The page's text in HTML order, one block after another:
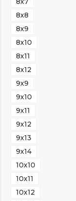
8х8
8х9
8х10
8х11
8х12
9х9
9х10
9х11
9х12
9х13
9х14
10х10
10х11
10х12